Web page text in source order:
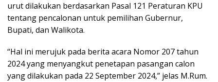
urut dilakukan berdasarkan Pasal 121 Peraturan KPU
tentang pencalonan untuk pemilihan Gubernur,
Bupati, dan Walikota.
“Hal ini merujuk pada berita acara Nomor 207 tahun
2024 yang menyangkut penetapan pasangan calon
yang dilakukan pada 22 September 2024,” jelas M.Rum.